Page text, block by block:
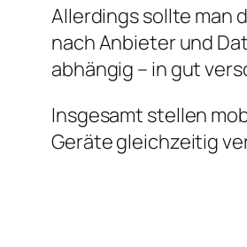
Allerdings sollte man
nach Anbieter und
abhängig – in gut
Insgesamt stellen
Geräte gleichzeitig